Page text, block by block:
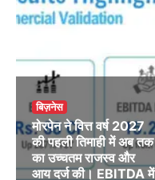
बिज़नेस
मोरपेन ने वित्त वर्ष 2027
की पहली तिमाही में अब तक
का उच्चतम राजस्व और
आय दर्ज की। EBITDA में